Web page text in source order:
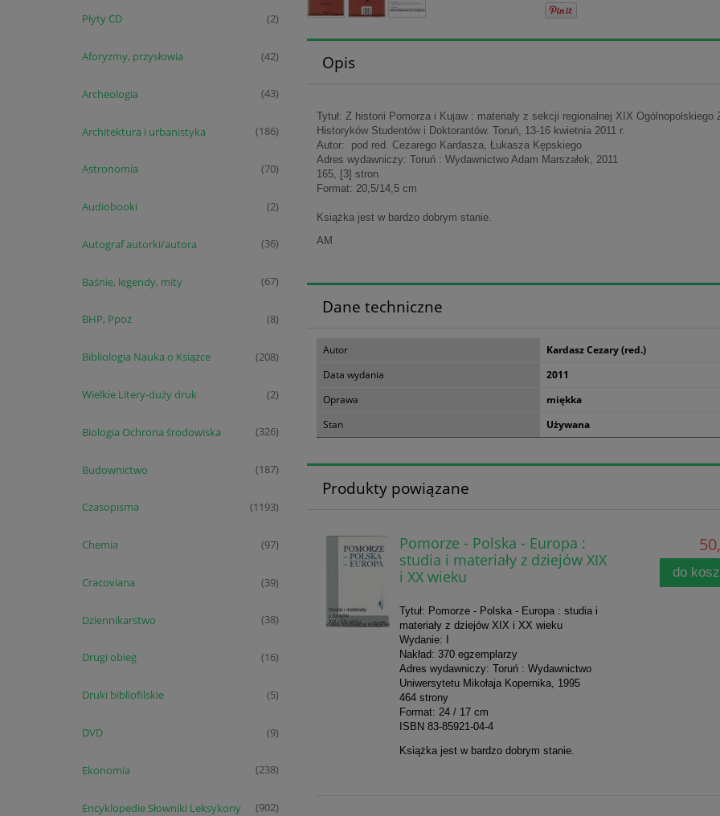
Płyty CD (2)
Aforyzmy, przysłowia (42)
Archeologia (43)
Architektura i urbanistyka (186)
Astronomia (70)
Audiobooki (2)
Autograf autorki/autora (36)
Baśnie, legendy, mity (67)
BHP, Ppoż (8)
Bibliologia Nauka o Książce (208)
Wielkie Litery-duży druk (2)
Biologia Ochrona środowiska (326)
Budownictwo (187)
Czasopisma (1193)
Chemia (97)
Cracoviana (39)
Dziennikarstwo (38)
Drugi obieg (16)
Druki bibliofilskie (5)
DVD (9)
Ekonomia (238)
Encyklopedie Słowniki Leksykony (902)
Opis
Tytuł: Z historii Pomorza i Kujaw : materiały z sekcji regionalnej XIX Ogólnopolskiego
Historyków Studentów i Doktorantów. Toruń, 13-16 kwietnia 2011 r.
Autor: pod red. Cezarego Kardasza, Łukasza Kępskiego
Adres wydawniczy: Toruń : Wydawnictwo Adam Marszałek, 2011
165, [3] stron
Format: 20,5/14,5 cm
Książka jest w bardzo dobrym stanie.
AM
Dane techniczne
Autor
Kardasz Cezary (red.)
Data wydania
2011
Oprawa
miękka
Stan
Używana
Produkty powiązane
Pomorze - Polska - Europa :
studia i materiały z dziejów XIX
i XX wieku
Tytuł: Pomorze - Polska - Europa : studia i
materiały z dziejów XIX i XX wieku
Wydanie: I
Nakład: 370 egzemplarzy
Adres wydawniczy: Toruń : Wydawnictwo
Uniwersytetu Mikołaja Kopernika, 1995
464 strony
Format: 24 / 17 cm
ISBN 83-85921-04-4
Książka jest w bardzo dobrym stanie.
do